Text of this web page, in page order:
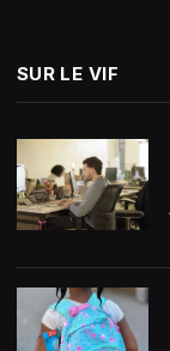
SUR LE VIF